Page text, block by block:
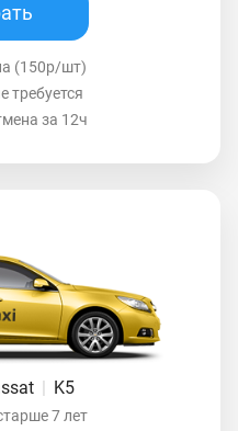
(150р/шт)
требуется
за 12ч
K5
7 лет